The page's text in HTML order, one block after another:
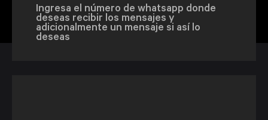
Ingresa el número de whatsapp donde
deseas recibir los mensajes y
adicionalmente un mensaje si así lo
deseas